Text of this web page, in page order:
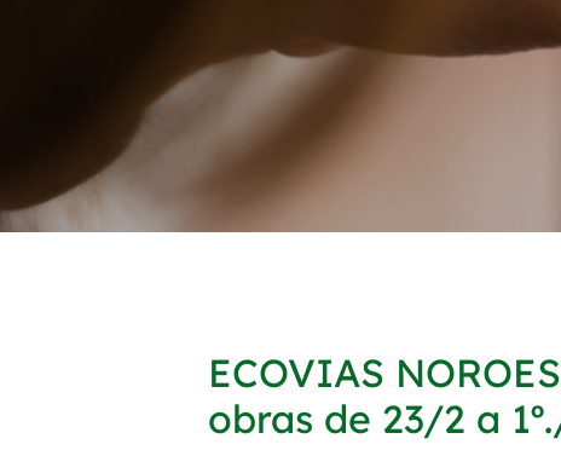
ECOVIAS
obras de 23/2 a